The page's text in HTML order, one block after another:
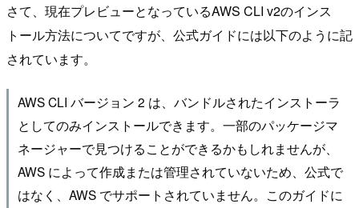
さて、現在プレビューとなっているAWS CLI v2のインス
トール方法についてですが、公式ガイドには以下のように記
されています。
AWS CLI バージョン 2 は、バンドルされたインストーラ
としてのみインストールできます。一部のパッケージマ
ネージャーで見つけることができるかもしれませんが、
AWS によって作成または管理されていないため、公式で
はなく、AWS でサポートされていません。このガイドに